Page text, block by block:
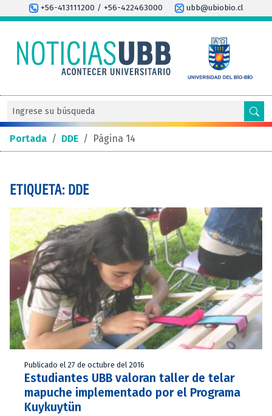
+56-413111200 / +56-422463000 ubb@ubiobio.cl
Portada / DDE / Página 14
ETIQUETA: DDE
Publicado el 27 de octubre del 2016
Estudiantes UBB valoran taller de telar
mapuche implementado por el Programa
Kuykuytün